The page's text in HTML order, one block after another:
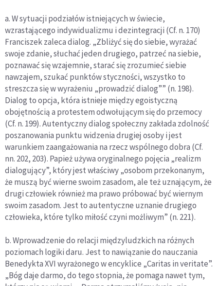
a. W sytuacji podziałów istniejących w świecie,
wzrastającego indywidualizmu i dezintegracji (Cf. n. 170)
Franciszek zaleca dialog. „Zbliżyć się do siebie, wyrażać
swoje zdanie, słuchać jeden drugiego, patrzeć na siebie,
poznawać się wzajemnie, starać się zrozumieć siebie
nawzajem, szukać punktów styczności, wszystko to
streszcza się w wyrażeniu „prowadzić dialog”” (n. 198).
Dialog to opcja, która istnieje między egoistyczną
obojętnością a protestem odwołującym się do przemocy
(Cf. n. 199). Autentyczny dialog społeczny zakłada zdolność
poszanowania punktu widzenia drugiej osoby i jest
warunkiem zaangażowania na rzecz wspólnego dobra (Cf.
nn. 202, 203). Papież używa oryginalnego pojęcia „realizm
dialogujący”, który jest właściwy „osobom przekonanym,
że muszą być wierne swoim zasadom, ale też uznającym, że
drugi człowiek również ma prawo próbować być wiernym
swoim zasadom. Jest to autentyczne uznanie drugiego
człowieka, które tylko miłość czyni możliwym” (n. 221).
b. Wprowadzenie do relacji międzyludzkich na różnych
poziomach logiki daru. Jest to nawiązanie do nauczania
Benedykta XVI wyrażonego w encyklice „Caritas in veritate”.
„Bóg daje darmo, do tego stopnia, że pomaga nawet tym,